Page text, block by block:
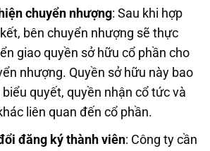
chuyển nhượng: Sau khi hợp
bên chuyển nhượng sẽ thực
giao quyền sở hữu cổ phần cho
nhượng. Quyền sở hữu này bao
quyết, quyền nhận cổ tức và
liên quan đến cổ phần.
đăng ký thành viên: Công ty cần